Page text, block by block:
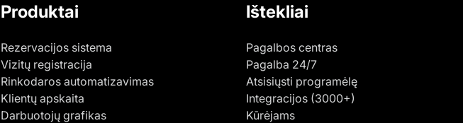
Produktai
Rezervacijos sistema
Vizitų registracija
Rinkodaros automatizavimas
Klientų apskaita
Darbuotojų grafikas
Ištekliai
Pagalbos centras
Pagalba 24/7
Atsisiųsti programėlę
Integracijos (3000+)
Kūrėjams